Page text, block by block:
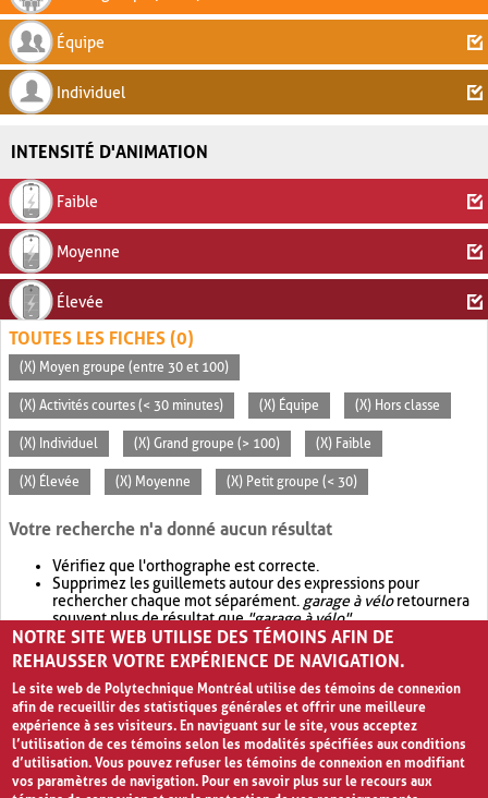
Équipe
Individuel
INTENSITÉ D'ANIMATION
Faible
Moyenne
Élevée
TOUTES LES FICHES (0)
(X) Moyen groupe (entre 30 et 100)
(X) Activités courtes (< 30 minutes) (X) Équipe (X) Hors classe
(X) Individuel (X) Grand groupe (> 100) (X) Faible
(X) Élevée (X) Moyenne (X) Petit groupe (< 30)
Votre recherche n'a donné aucun résultat
Vérifiez que l'orthographe est correcte.
Supprimez les guillemets autour des expressions pour
rechercher chaque mot séparément. garage à véloretournera
souvent plus de résultat que"garage à vélo".
Envisagez d'élargir votre recherche avec OR.garage OR vélo
retournera souvent plus de résultat quegarage à vélo
NOTRE SITE WEB UTILISE DES TÉMOINS AFIN DE
REHAUSSER VOTRE EXPÉRIENCE DE NAVIGATION.
Le site web de Polytechnique Montréal utilise des témoins de connexion
afin de recueillir des statistiques générales et offrir une meilleure
expérience à ses visiteurs. En naviguant sur le site, vous acceptez
l’utilisation de ces témoins selon les modalités spécifiées aux conditions
d’utilisation. Vous pouvez refuser les témoins de connexion en modifiant
vos paramètres de navigation. Pour en savoir plus sur le recours aux